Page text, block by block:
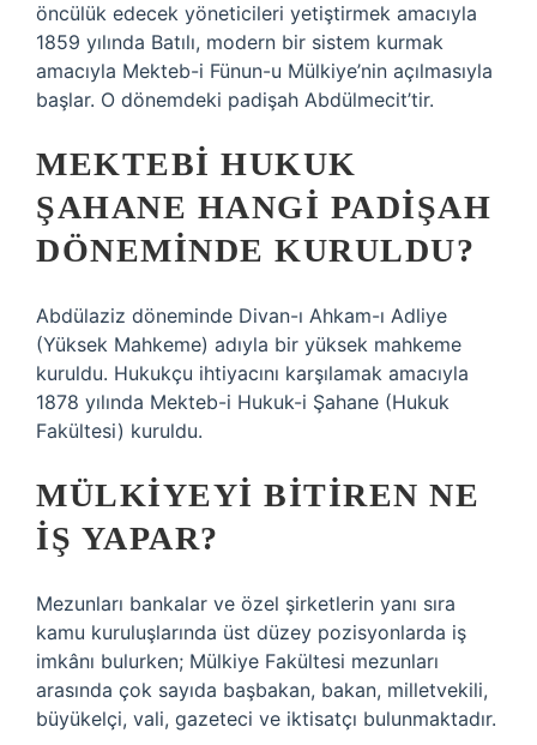
öncülük edecek yöneticileri yetiştirmek amacıyla
1859 yılında Batılı, modern bir sistem kurmak
amacıyla Mekteb-i Fünun-u Mülkiye’nin açılmasıyla
başlar. O dönemdeki padişah Abdülmecit’tir.
MEKTEBI HUKUK
ŞAHANE HANGI PADIŞAH
DÖNEMINDE KURULDU?
Abdülaziz döneminde Divan-ı Ahkam-ı Adliye
(Yüksek Mahkeme) adıyla bir yüksek mahkeme
kuruldu. Hukukçu ihtiyacını karşılamak amacıyla
1878 yılında Mekteb-i Hukuk-i Şahane (Hukuk
Fakültesi) kuruldu.
MÜLKIYEYI BITIREN NE
IŞ YAPAR?
Mezunları bankalar ve özel şirketlerin yanı sıra
kamu kuruluşlarında üst düzey pozisyonlarda iş
imkânı bulurken; Mülkiye Fakültesi mezunları
arasında çok sayıda başbakan, bakan, milletvekili,
büyükelçi, vali, gazeteci ve iktisatçı bulunmaktadır.